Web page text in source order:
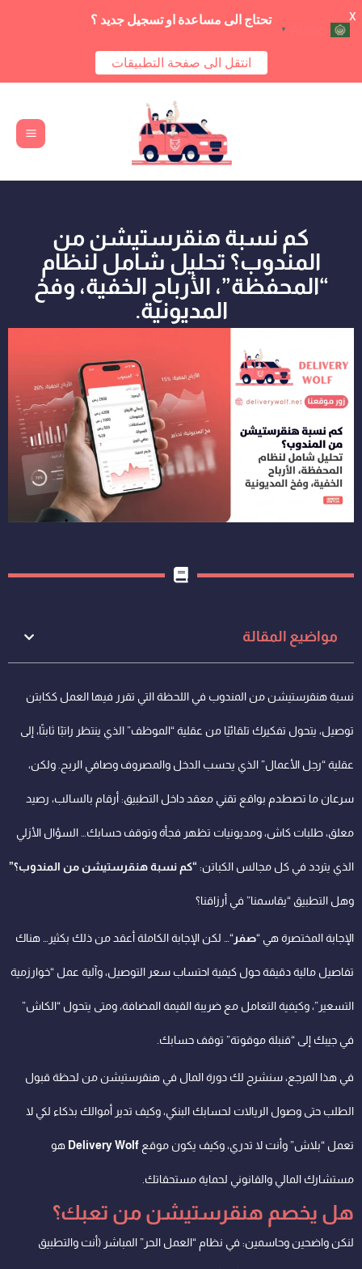
كم نسبة هنقرستيشن من
المندوب؟ تحليل شامل لنظام
“المحفظة”، الأرباح الخفية، وفخ
المديونية.
مواضيع المقالة
نسبة هنقرستيشن من المندوب في اللحظة التي تقرر فيها العمل ككابتن
توصيل، يتحول تفكيرك تلقائيًا من عقلية “الموظف” الذي ينتظر راتبًا ثابتًا، إلى
عقلية “رجل الأعمال” الذي يحسب الدخل والمصروف وصافي الربح. ولكن،
سرعان ما تصطدم بواقع تقني معقد داخل التطبيق: أرقام بالسالب، رصيد
معلق، طلبات كاش، ومديونيات تظهر فجأة وتوقف حسابك… السؤال الأزلي
الذي يتردد في كل مجالس الكباتن: “كم نسبة هنقرستيشن من المندوب؟”
وهل التطبيق “يقاسمنا” في أرزاقنا؟
الإجابة المختصرة هي “صفر“… لكن الإجابة الكاملة أعقد من ذلك بكثير… هناك
تفاصيل مالية دقيقة حول كيفية احتساب سعر التوصيل، وآلية عمل “خوارزمية
التسعير”، وكيفية التعامل مع ضريبة القيمة المضافة، ومتى يتحول “الكاش”
في جيبك إلى “قنبلة موقوتة” توقف حسابك.
في هذا المرجع، سنشرح لك دورة المال في هنقرستيشن من لحظة قبول
الطلب حتى وصول الريالات لحسابك البنكي، وكيف تدير أموالك بذكاء لكي لا
تعمل “بلاش” وأنت لا تدري، وكيف يكون موقع Delivery Wolf هو
مستشارك المالي والقانوني لحماية مستحقاتك.
هل يخصم هنقرستيشن من تعبك؟
لنكن واضحين وحاسمين: في نظام “العمل الحر” المباشر (أنت والتطبيق
▼
تحتاج الى مساعدة او تسجيل جديد ؟
انتقل الى صفحة التطبيقات
X